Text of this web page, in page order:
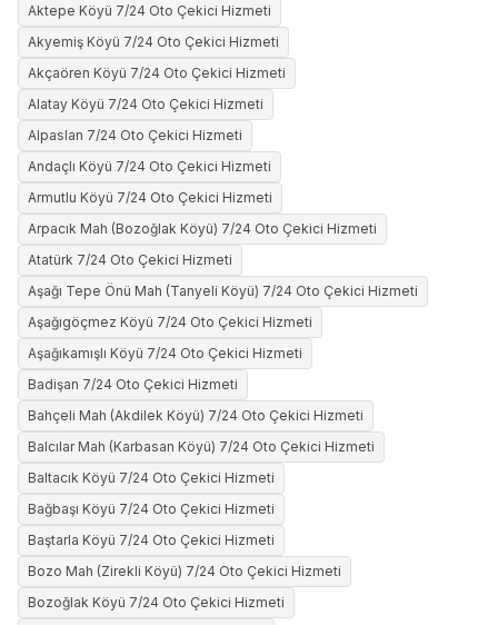
Aktepe Köyü 7/24 Oto Çekici Hizmeti
Akyemiş Köyü 7/24 Oto Çekici Hizmeti
Akçaören Köyü 7/24 Oto Çekici Hizmeti
Alatay Köyü 7/24 Oto Çekici Hizmeti
Alpaslan 7/24 Oto Çekici Hizmeti
Andaçlı Köyü 7/24 Oto Çekici Hizmeti
Armutlu Köyü 7/24 Oto Çekici Hizmeti
Arpacık Mah (Bozoğlak Köyü) 7/24 Oto Çekici Hizmeti
Atatürk 7/24 Oto Çekici Hizmeti
Aşağı Tepe Önü Mah (Tanyeli Köyü) 7/24 Oto Çekici Hizmeti
Aşağıgöçmez Köyü 7/24 Oto Çekici Hizmeti
Aşağıkamışlı Köyü 7/24 Oto Çekici Hizmeti
Badişan 7/24 Oto Çekici Hizmeti
Bahçeli Mah (Akdilek Köyü) 7/24 Oto Çekici Hizmeti
Balcılar Mah (Karbasan Köyü) 7/24 Oto Çekici Hizmeti
Baltacık Köyü 7/24 Oto Çekici Hizmeti
Bağbaşı Köyü 7/24 Oto Çekici Hizmeti
Baştarla Köyü 7/24 Oto Çekici Hizmeti
Bozo Mah (Zirekli Köyü) 7/24 Oto Çekici Hizmeti
Bozoğlak Köyü 7/24 Oto Çekici Hizmeti